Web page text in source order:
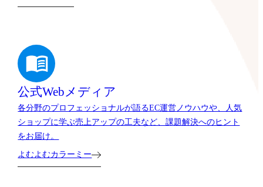
公式Webメディア
各分野のプロフェッショナルが語るEC運営ノウハウや、人気
ショップに学ぶ売上アップの工夫など、課題解決へのヒント
をお届け。
よむよむカラーミー